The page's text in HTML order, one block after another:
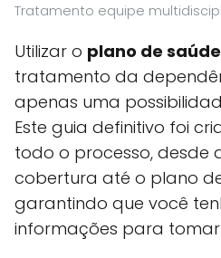
Tratamento equipe
Utilizar o plano de
tratamento da
apenas uma
Este guia definitivo foi
todo o processo, desde
cobertura até o plano
garantindo que você
informações para